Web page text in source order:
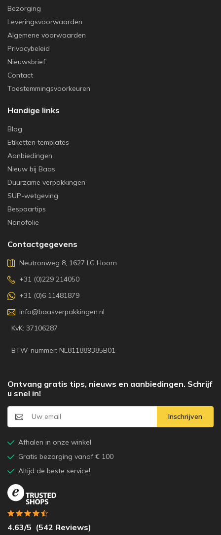
Bezorging
Leveringsvoorwaarden
Algemene voorwaarden
Privacybeleid
Nieuwsbrief
Contact
Toestemmingsvoorkeuren
Handige links
Blog
Etiketten templates
Aanbiedingen
Nieuw bij Baas
Duurzame verpakkingen
SUP-wetgeving
Bespaartips
Nanofolie
Contactgegevens
Neutronweg 8, 1627 LG Hoorn
+31 (0)229 214050
+31 (0)6 11481879
info@baasverpakkingen.nl
KvK: 37106287
BTW-nummer: NL811889385B01
Ontvang gratis tips, nieuws en aanbiedingen. Schrijf
u snel in!
Inschrijven
Afhalen in onze winkel
Gratis bezorging vanaf € 100
Altijd de beste service!
4.63/5 (542 Reviews)